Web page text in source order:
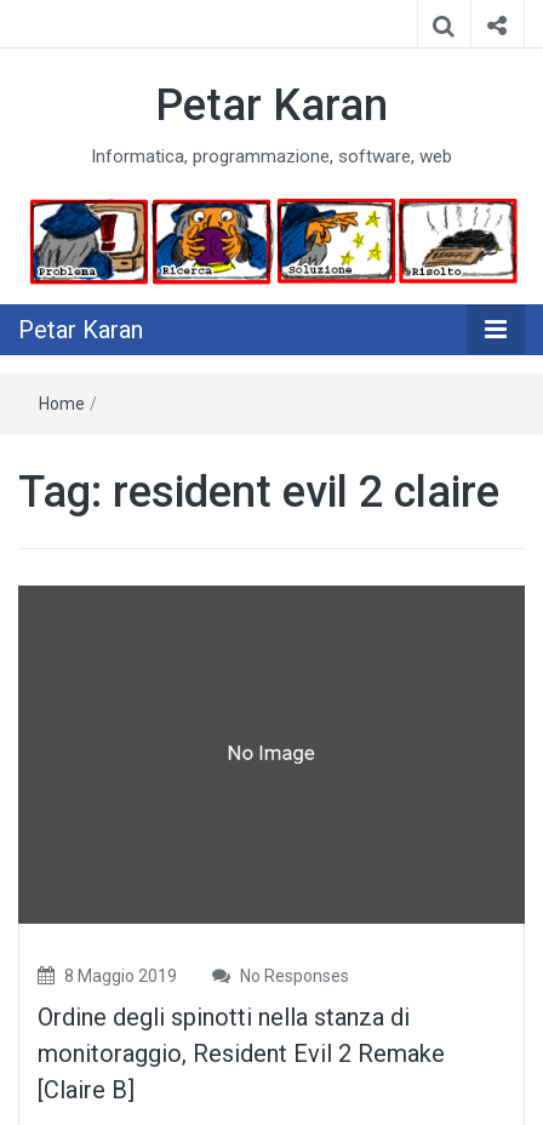
Petar Karan
Informatica, programmazione, software, web
Petar Karan
Home /
Tag: resident evil 2 claire
8 Maggio 2019 No Responses
Ordine degli spinotti nella stanza di
monitoraggio, Resident Evil 2 Remake
[Claire B]